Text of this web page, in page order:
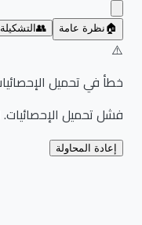
نظرة عامة 👥 التشكيلة ⚽
خطأ في تحميل الإحصائيات
فشل تحميل الإحصائيات.
إعادة المحاولة